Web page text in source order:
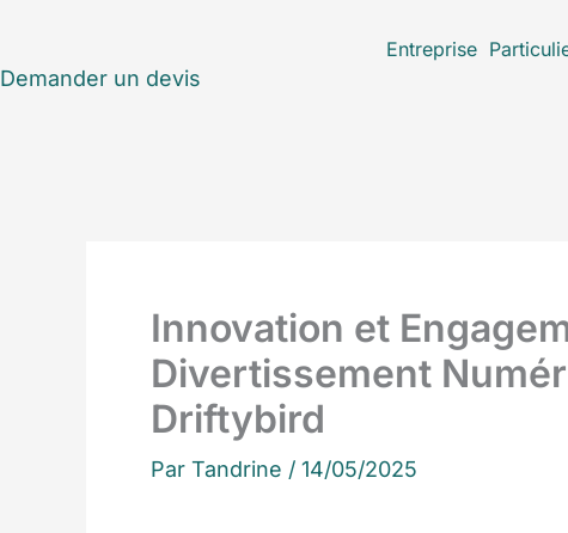
Entreprise
Demander un devis
Innovation et
Divertissement
Driftybird
Par Tandrine / 14/05/2025